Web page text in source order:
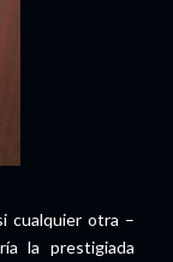
cualquier otra –
la prestigiada